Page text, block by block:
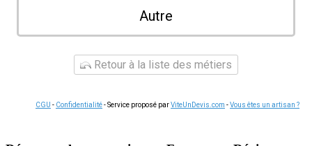
Autre
Retour à la liste des métiers
CGU - Confidentialité- Service proposé parViteUnDevis.com -Vous êtes un artisan ?